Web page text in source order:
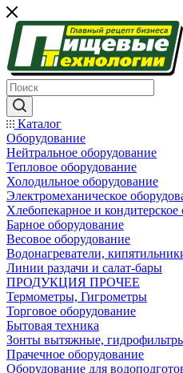
Каталог
Оборудование
Нейтральное оборудование
Тепловое оборудование
Холодильное оборудование
Электромеханическое
Хлебопекарное и кондитерское
Барное оборудование
Весовое оборудование
Водонагреватели,
Линии раздачи и салат-бары
ПРОДУКЦИЯ ПРОЧЕЕ
Термометры, Гигрометры
Торговое оборудование
Бытовая техника
Зонты вытяжные,
Прачечное оборудование
Оборудование для